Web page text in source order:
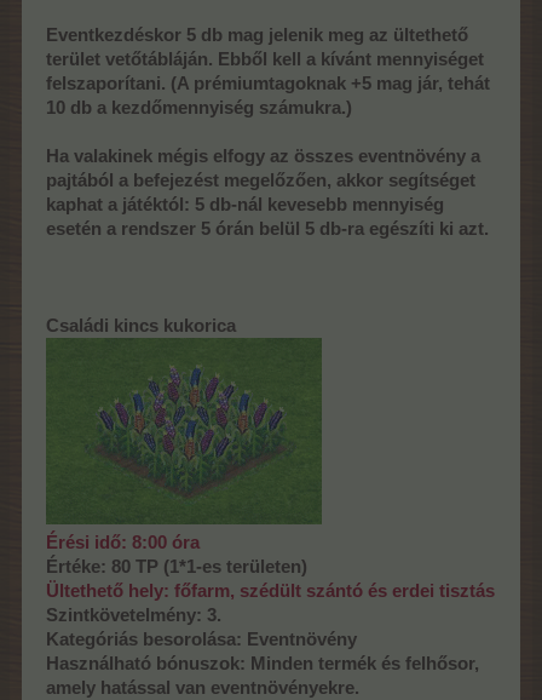
Eventkezdéskor 5 db mag jelenik meg az ültethető
terület vetőtábláján. Ebből kell a kívánt mennyiséget
felszaporítani. (A prémiumtagoknak +5 mag jár, tehát
10 db a kezdőmennyiség számukra.)
Ha valakinek mégis elfogy az összes eventnövény a
pajtából a befejezést megelőzően, akkor segítséget
kaphat a játéktól: 5 db-nál kevesebb mennyiség
esetén a rendszer 5 órán belül 5 db-ra egészíti ki azt.
Családi kincs kukorica
Érési idő: 8:00 óra
Értéke: 80 TP (1*1-es területen)
Ültethető hely: főfarm, szédült szántó és erdei tisztás
Szintkövetelmény: 3.
Kategóriás besorolása: Eventnövény
Használható bónuszok: Minden termék és felhősor,
amely hatással van eventnövényekre.